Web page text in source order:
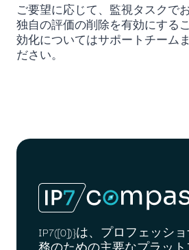
ご要望に応じて、監視タスクで
独自の評価の削除を有効にする
効化についてはサポートチーム
ださい。
IP7([0])}は、プロフェッシ